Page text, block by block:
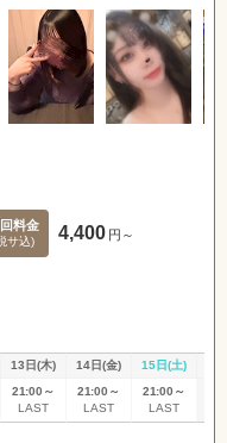
料金
サ込) 4,400 円～
13日(木) 14日(金) 15日(土)
21:00～
LAST
21:00～
LAST
21:00～
LAST